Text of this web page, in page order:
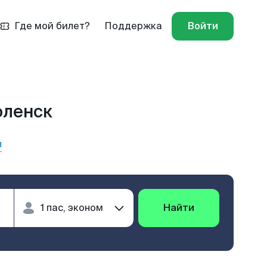
Где мой билет? Поддержка Войти
Найти